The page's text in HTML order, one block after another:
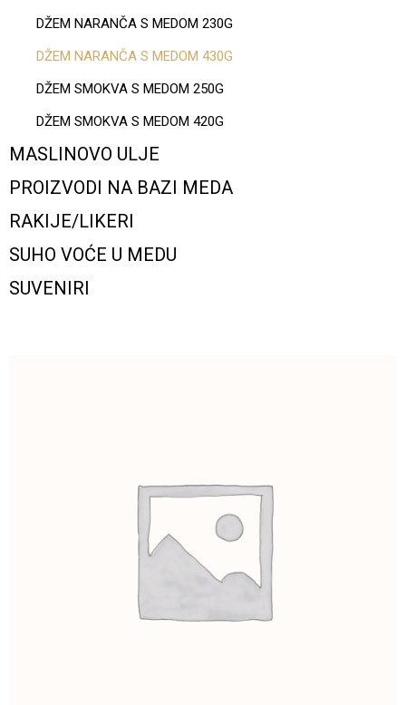
DŽEM NARANČA S MEDOM 230G
DŽEM NARANČA S MEDOM 430G
DŽEM SMOKVA S MEDOM 250G
DŽEM SMOKVA S MEDOM 420G
MASLINOVO ULJE
PROIZVODI NA BAZI MEDA
RAKIJE/LIKERI
SUHO VOĆE U MEDU
SUVENIRI